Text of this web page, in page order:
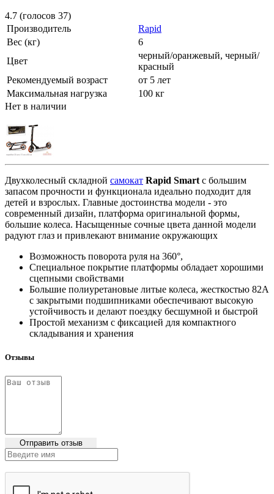
4.7 (голосов 37)
Производитель
Rapid
Вес (кг)
6
Цвет
черный/оранжевый, черный/
красный
Рекомендуемый возраст
от 5 лет
Максимальная нагрузка
100 кг
Нет в наличии
Двухколесный складной самокат Rapid Smart с большим
запасом прочности и функционала идеально подходит для
детей и взрослых. Главные достоинства модели - это
современный дизайн, платформа оригинальной формы,
большие колеса. Насыщенные сочные цвета данной модели
радуют глаз и привлекают внимание окружающих
Возможность поворота руля на 360°,
Специальное покрытие платформы обладает хорошими
сцепными свойствами
Большие полиуретановые литые колеса, жесткостью 82А
с закрытыми подшипниками обеспечивают высокую
устойчивость и делают поездку бесшумной и быстрой
Простой механизм с фиксацией для компактного
складывания и хранения
Отзывы